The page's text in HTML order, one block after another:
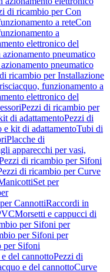
di ricambio per Con
a reteCon
a
elettronico del
azionamento pneumatico
pneumatico
ricambio per Installazione
funzionamento a
elettronico del
Pezzi di ricambio per
di adattamentoPezzi di
kit di adattamentoTubi di
Placche di
apparecchi per vasi,
di ricambio per Sifoni
di ricambio per Curve
Set per
CannottiRaccordi in
Morsetti e cappucci di
per Sifoni per
per Sifoni per
per Sifoni
del cannottoPezzi di
e del cannottoCurve